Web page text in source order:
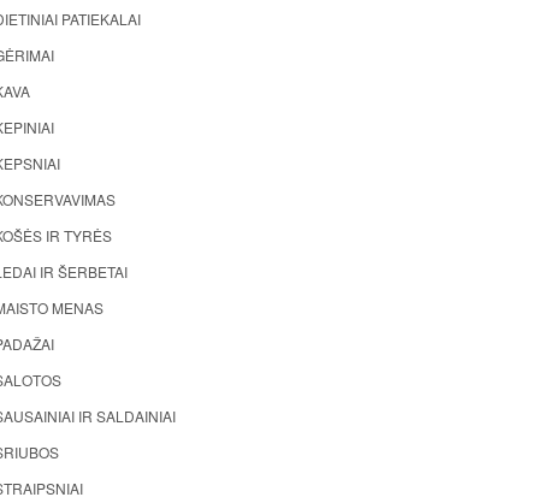
PATIEKALAI
IR TYRĖS
IR ŠERBETAI
MENAS
IR SALDAINIAI